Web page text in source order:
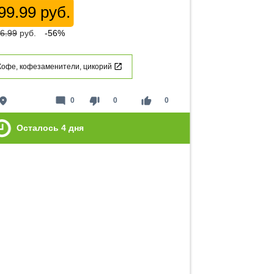
руб.
руб. -56%
кофезаменители, цикорий
place thumb_down 0 thumb_up 0
mode_comment 0
Осталось 4 дня